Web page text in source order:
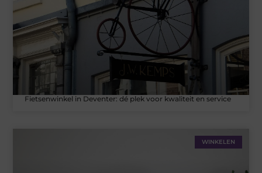
Fietsenwinkel in Deventer: dé plek voor kwaliteit en service
WINKELEN